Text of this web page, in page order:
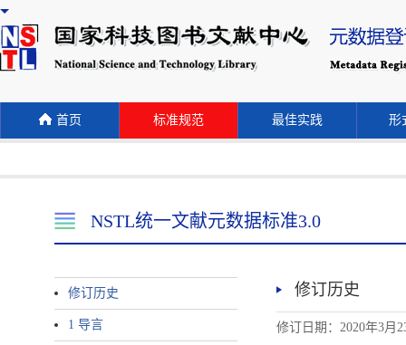
首页 标准规范 最佳实践 形
NSTL统一文献元数据标准3.0
修订历史
1 导言
修订历史
修订日期：2020年3月